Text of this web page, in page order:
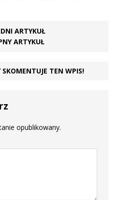
ARTYKUŁ
ARTYKUŁ
SKOMENTUJE TEN WPIS!
opublikowany.